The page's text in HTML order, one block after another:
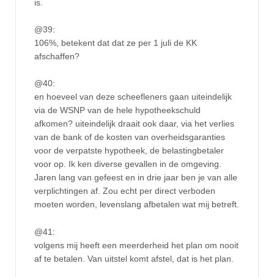
is.
@39:
106%, betekent dat dat ze per 1 juli de KK
afschaffen?
@40:
en hoeveel van deze scheefleners gaan uiteindelijk
via de WSNP van de hele hypotheekschuld
afkomen? uiteindelijk draait ook daar, via het verlies
van de bank of de kosten van overheidsgaranties
voor de verpatste hypotheek, de belastingbetaler
voor op. Ik ken diverse gevallen in de omgeving.
Jaren lang van gefeest en in drie jaar ben je van alle
verplichtingen af. Zou echt per direct verboden
moeten worden, levenslang afbetalen wat mij betreft.
@41:
volgens mij heeft een meerderheid het plan om nooit
af te betalen. Van uitstel komt afstel, dat is het plan.